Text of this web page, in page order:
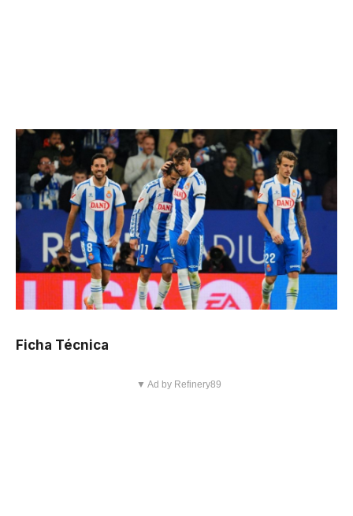
Ficha Técnica
▼ Ad by Refinery89